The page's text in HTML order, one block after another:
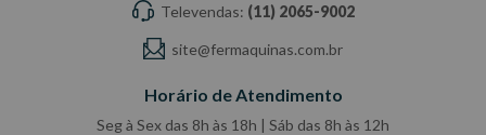
Televendas: (11) 2065-9002
site@fermaquinas.com.br
Horário de Atendimento
Seg à Sex das 8h às 18h | Sáb das 8h às 12h